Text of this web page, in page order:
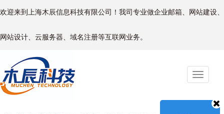
欢迎来到上海木辰信息科技有限公司！我司专业做企业邮箱、网站建设、
网站设计、云服务器、域名注册等互联网业务。
Toggle